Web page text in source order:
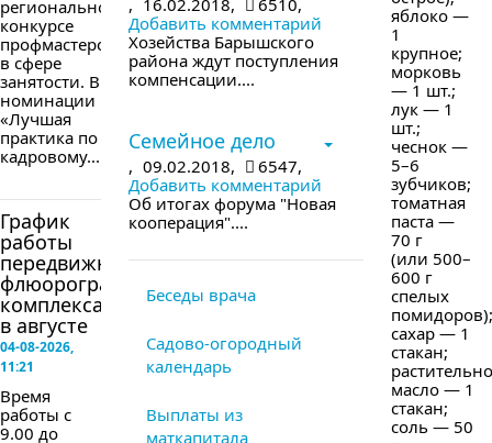
региональном
конкурсе
профмастерства
в сфере
занятости. В
номинации
«Лучшая
практика по
кадровому...
График
работы
передвижного
флюорографического
комплекса
в августе
04-08-2026,
11:21
Время
работы с
9.00 до
, 16.02.2018,
6510,
Добавить комментарий
Хозейства Барышского
района ждут поступления
компенсации....
Семейное дело
, 09.02.2018,
6547,
Добавить комментарий
Об итогах форума "Новая
кооперация"....
Беседы врача
Садово-огородный
календарь
Выплаты из
маткапитала
яблоко —
1
крупное;
морковь
— 1 шт.;
лук — 1
шт.;
чеснок —
5–6
зубчиков;
томатная
паста —
70 г
(или 500–
600 г
спелых
помидоров);
сахар — 1
стакан;
масло — 1
стакан;
соль — 50